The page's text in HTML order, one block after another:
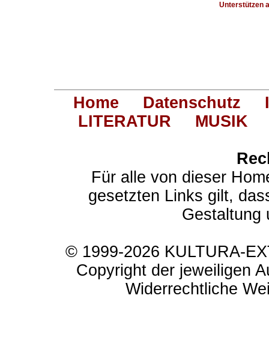
Unterstützen
Home Datenschutz
LITERATUR
MUSIK
Für alle von dieser
gesetzten Links gilt,
Gestaltung
© 1999-2026 KULTURA-
Copyright der jeweiligen
Widerrechtliche